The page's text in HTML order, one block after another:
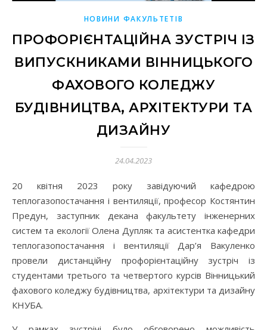
НОВИНИ ФАКУЛЬТЕТІВ
ПРОФОРІЄНТАЦІЙНА ЗУСТРІЧ ІЗ
ВИПУСКНИКАМИ ВІННИЦЬКОГО
ФАХОВОГО КОЛЕДЖУ
БУДІВНИЦТВА, АРХІТЕКТУРИ ТА
ДИЗАЙНУ
24.04.2023
20 квітня 2023 року завідуючий кафедрою
теплогазопостачання і вентиляції, професор Костянтин
Предун, заступник декана факультету інженерних
систем та екології Олена Дупляк та асистентка кафедри
теплогазопостачання і вентиляції Дар’я Вакуленко
провели дистанційну профорієнтаційну зустріч із
студентами третього та четвертого курсів Вінницький
фахового коледжу будівництва, архітектури та дизайну
КНУБА.